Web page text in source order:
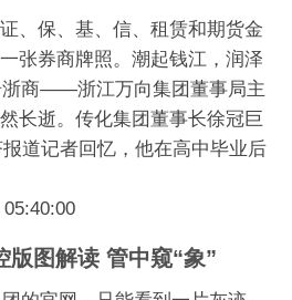
、保、基、信、租赁和期货金
张券商牌照。潮起钱江，润泽
浙商——浙江万向集团董事局主
长逝。传化集团董事长徐冠巨
道记者回忆，他在高中毕业后
版图解读 管中窥“象”